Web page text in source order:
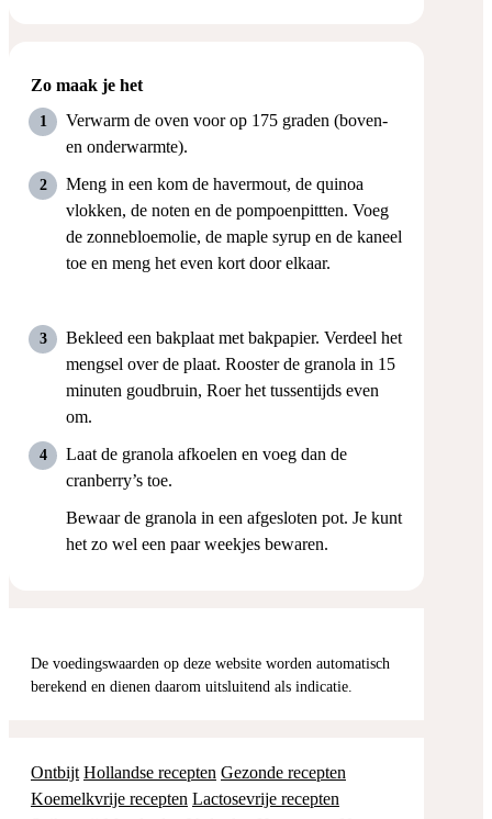
Zo maak je het
Verwarm de oven voor op 175 graden (boven-
en onderwarmte).
Meng in een kom de havermout, de quinoa
vlokken, de noten en de pompoenpittten. Voeg
de zonnebloemolie, de maple syrup en de kaneel
toe en meng het even kort door elkaar.
Bekleed een bakplaat met bakpapier. Verdeel het
mengsel over de plaat. Rooster de granola in 15
minuten goudbruin, Roer het tussentijds even
om.
Laat de granola afkoelen en voeg dan de
cranberry’s toe.
Bewaar de granola in een afgesloten pot. Je kunt
het zo wel een paar weekjes bewaren.
De voedingswaarden op deze website worden automatisch
berekend en dienen daarom uitsluitend als indicatie.
Ontbijt Hollandse recepten Gezonde recepten
Koemelkvrije recepten Lactosevrije recepten